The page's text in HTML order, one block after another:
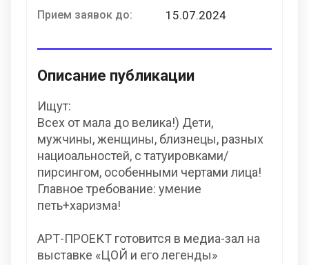
Прием заявок до: 15.07.2024
Описание публикации
Ищут:
Всех от мала до велика!) Дети,
мужчины, женщины, близнецы, разных
нациоальностей, с татуировками/
пирсингом, особенными чертами лица!
Главное требование: умение
петь+харизма!
АРТ-ПРОЕКТ готовится в медиа-зал на
выставке «ЦОЙ и его легенды»